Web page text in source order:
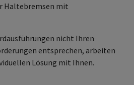
Haltebremsen mit
nicht Ihren
entsprechen, arbeiten
Lösung mit Ihnen.